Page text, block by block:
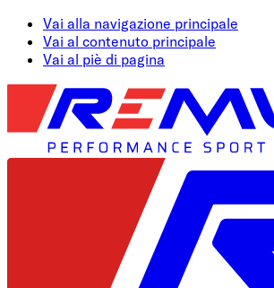
Vai alla navigazione principale
Vai al contenuto principale
Vai al piè di pagina